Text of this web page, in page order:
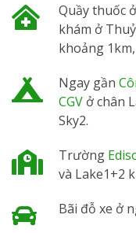
Quầy thuốc
khám ở
khoảng 1km,
Ngay gần
CGV ở chân
Sky2.
Trường
và Lake1+2
Bãi đỗ xe ở